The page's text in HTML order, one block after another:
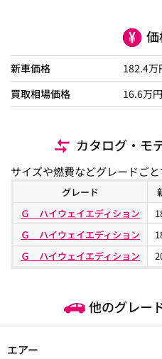
新車価格 182.4万
買取相場価格
16.6万
カタログ・モ
サイズや燃費などグレードご
グレード
Ｇ ハイウェイエディション
Ｇ ハイウェイエディション
Ｇ ハイウェイエディション
他のグレー
エアー